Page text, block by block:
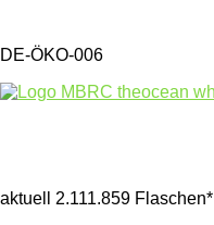
DE-ÖKO-006
aktuell 2.111.859 Flaschen*